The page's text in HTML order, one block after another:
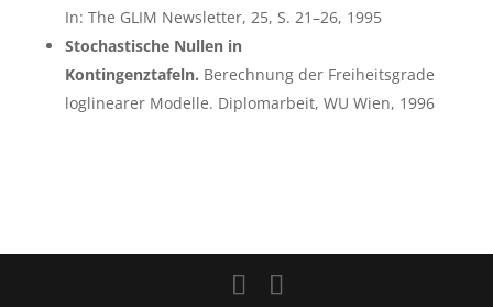
In: The GLIM Newsletter, 25, S. 21–26, 1995
Stochastische Nullen in
Kontingenztafeln. Berechnung der Freiheitsgrade
loglinearer Modelle. Diplomarbeit, WU Wien, 1996